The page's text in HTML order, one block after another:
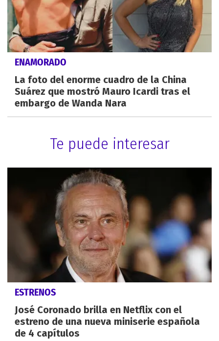
ENAMORADO
La foto del enorme cuadro de la China
Suárez que mostró Mauro Icardi tras el
embargo de Wanda Nara
Te puede interesar
ESTRENOS
José Coronado brilla en Netflix con el
estreno de una nueva miniserie española
de 4 capítulos